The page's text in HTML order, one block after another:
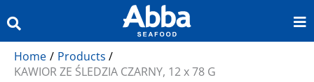
to
content
Home
Products
KAWIOR ZE ŚLEDZIA CZARNY, 12 x 78 G